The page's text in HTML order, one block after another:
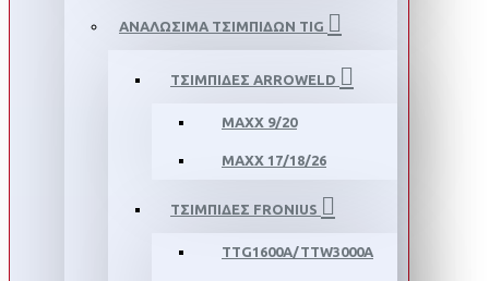
ΑΝΑΛΩΣΙΜΑ ΤΣΙΜΠΙΔΩΝ TIG
ΤΣΙΜΠΙΔΕΣ ARROWELD
MAXX 9/20
MAXX 17/18/26
ΤΣΙΜΠΙΔΕΣ FRONIUS
TTG1600A/TTW3000A